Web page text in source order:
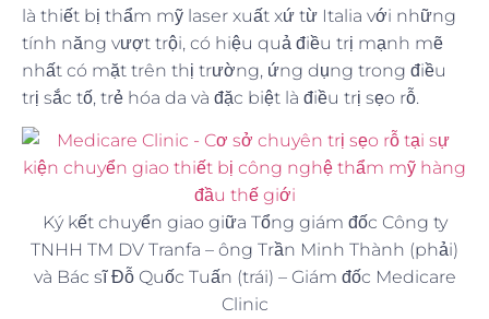
là thiết bị thẩm mỹ laser xuất xứ từ Italia với những
tính năng vượt trội, có hiệu quả điều trị mạnh mẽ
nhất có mặt trên thị trường, ứng dụng trong điều
trị sắc tố, trẻ hóa da và đặc biệt là điều trị sẹo rỗ.
Ký kết chuyển giao giữa Tổng giám đốc Công ty
TNHH TM DV Tranfa – ông Trần Minh Thành (phải)
và Bác sĩ Đỗ Quốc Tuấn (trái) – Giám đốc Medicare
Clinic